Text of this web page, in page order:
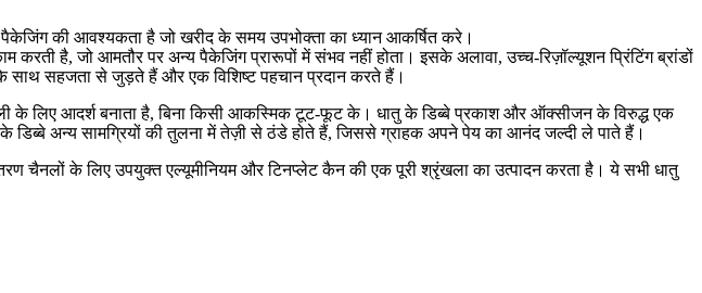
पैकेजिंग की आवश्यकता है जो खरीद के समय उपभोक्ता का ध्यान आकर्षित करे।
करती है, जो आमतौर पर अन्य पैकेजिंग प्रारूपों में संभव नहीं होता। इसके अलावा, उच्च-रिज़ॉल्यूशन प्रिंटिंग ब्रांडों
के साथ सहजता से जुड़ते हैं और एक विशिष्ट पहचान प्रदान करते हैं।
के लिए आदर्श बनाता है, बिना किसी आकस्मिक टूट-फूट के। धातु के डिब्बे प्रकाश और ऑक्सीजन के विरुद्ध एक
डिब्बे अन्य सामग्रियों की तुलना में तेज़ी से ठंडे होते हैं, जिससे ग्राहक अपने पेय का आनंद जल्दी ले पाते हैं।
चैनलों के लिए उपयुक्त एल्यूमीनियम और टिनप्लेट कैन की एक पूरी श्रृंखला का उत्पादन करता है। ये सभी धातु